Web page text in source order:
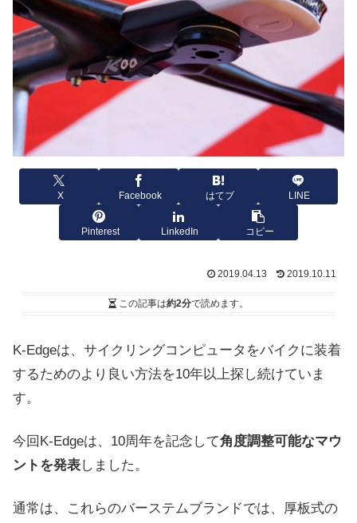
X Facebook はてブ LINE
Pinterest LinkedIn コピー
2019.04.13 2019.10.11
この記事は約2分で読めます。
K-Edgeは、サイクリングコンピュータをバイクに装着
するためのより良い方法を10年以上探し続けていま
す。
今回 K-Edgeは、 10周年を記念して角度調整可能なマウ
ントを発表しました。
通常は、
これらのバーステムブランドでは、厚板式の